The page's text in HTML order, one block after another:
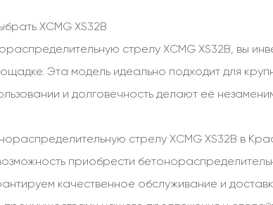
XCMG XS32B
стрелу XCMG XS32B, вы
Эта модель идеально подходит для
и долговечность делают её
стрелу XCMG XS32B в
приобрести
качественное обслуживание и